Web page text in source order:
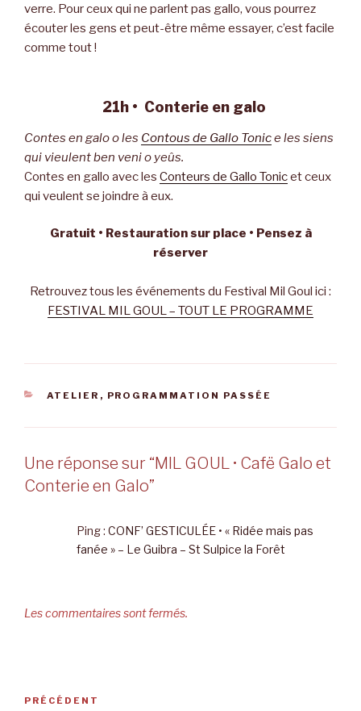
verre. Pour ceux qui ne parlent pas gallo, vous pourrez
écouter les gens et peut-être même essayer, c’est facile
comme tout !
21h • Conterie en galo
Contes en galo o les Contous de Gallo Tonice les siens
qui vieulent ben veni o yeûs.
Contes en gallo avec les Conteurs de Gallo Tonicet ceux
qui veulent se joindre à eux.
Gratuit • Restauration sur place • Pensez à
réserver
Retrouvez tous les événements du Festival Mil Goul ici :
FESTIVAL MIL GOUL – TOUT LE PROGRAMME
CATÉGORIES
ATELIER , PROGRAMMATION PASSÉE
Une réponse sur “MIL GOUL • Cafë Galo et
Conterie en Galo”
Ping : CONF’ GESTICULÉE • « Ridée mais pas
fanée » – Le Guibra – St Sulpice la Forêt
Les commentaires sont fermés.
Navigation
Article
PRÉCÉDENT